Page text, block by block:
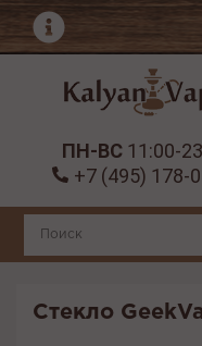
ПН-ВС 11:00-
+7 (495) 178-
Стекло